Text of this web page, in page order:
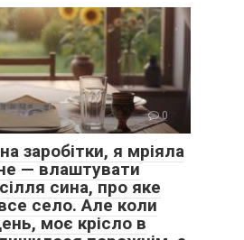
0
заробітки, я мріяла
— влаштувати
сина, про яке
село. Але коли
моє крісло в